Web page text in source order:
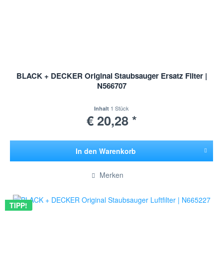
BLACK + DECKER Original Staubsauger Ersatz Filter |
N566707
Inhalt 1 Stück
€ 20,28 *
In den Warenkorb
Merken
TIPP!